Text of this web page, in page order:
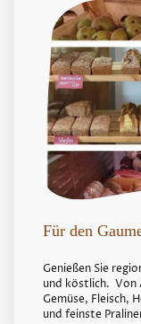
Für den
Genießen Sie
und köstlich. Von
Gemüse, Fleisch,
und feinste